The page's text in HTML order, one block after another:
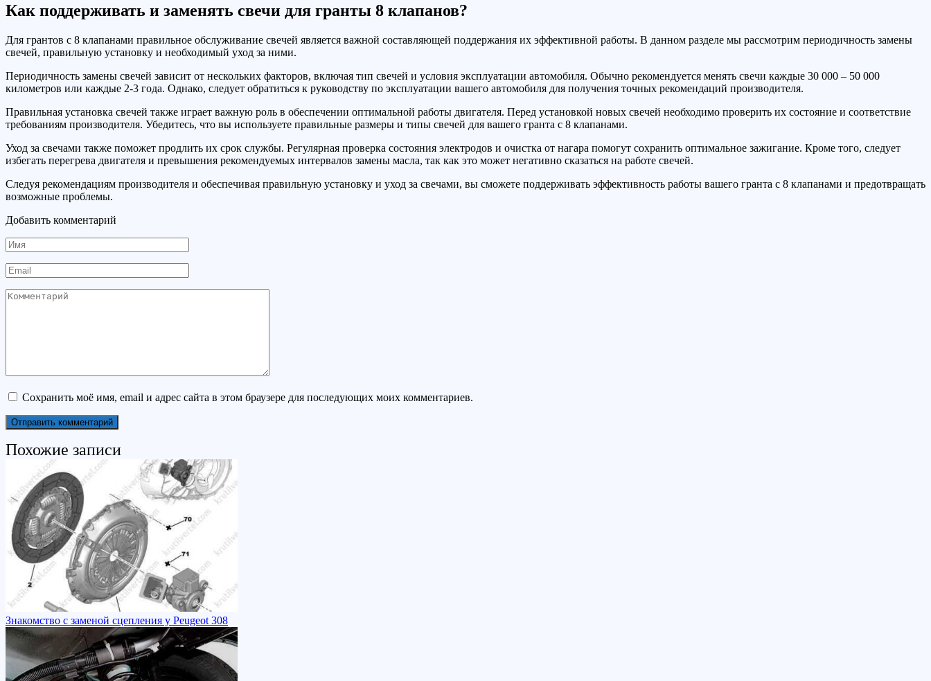
Как поддерживать и заменять свечи для гранты 8 клапанов?
Для грантов с 8 клапанами правильное обслуживание свечей является важной составляющей поддержания их эффективной работы. В данном разделе мы рассмотрим периодичность замены
свечей, правильную установку и необходимый уход за ними.
Периодичность замены свечей зависит от нескольких факторов, включая тип свечей и условия эксплуатации автомобиля. Обычно рекомендуется менять свечи каждые 30 000 – 50 000
километров или каждые 2-3 года. Однако, следует обратиться к руководству по эксплуатации вашего автомобиля для получения точных рекомендаций производителя.
Правильная установка свечей также играет важную роль в обеспечении оптимальной работы двигателя. Перед установкой новых свечей необходимо проверить их состояние и соответствие
требованиям производителя. Убедитесь, что вы используете правильные размеры и типы свечей для вашего гранта с 8 клапанами.
Уход за свечами также поможет продлить их срок службы. Регулярная проверка состояния электродов и очистка от нагара помогут сохранить оптимальное зажигание. Кроме того, следует
избегать перегрева двигателя и превышения рекомендуемых интервалов замены масла, так как это может негативно сказаться на работе свечей.
Следуя рекомендациям производителя и обеспечивая правильную установку и уход за свечами, вы сможете поддерживать эффективность работы вашего гранта с 8 клапанами и предотвращать
возможные проблемы.
Добавить комментарий
Имя
Email
Комментарий
Сохранить моё имя, email и адрес сайта в этом браузере для последующих моих комментариев.
Похожие записи
Знакомство с заменой сцепления у Peugeot 308